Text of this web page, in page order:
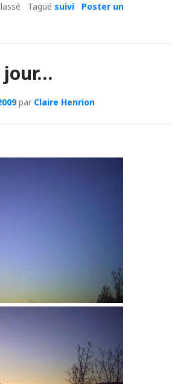
Tagué suivi
Poster un
jour…
par Claire Henrion